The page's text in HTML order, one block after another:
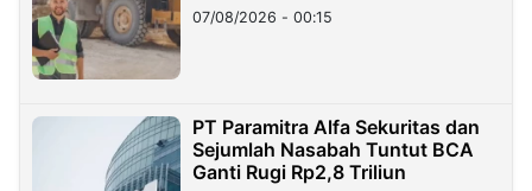
07/08/2026 - 00:15
PT Paramitra Alfa Sekuritas dan
Sejumlah Nasabah Tuntut BCA
Ganti Rugi Rp2,8 Triliun